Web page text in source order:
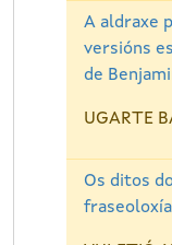
A aldraxe
versións
de
UGARTE
Os ditos